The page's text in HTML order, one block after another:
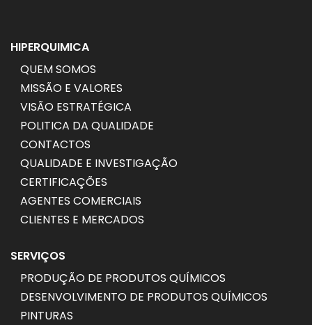
HIPERQUIMICA
QUEM SOMOS
MISSÃO E VALORES
VISÃO ESTRATÉGICA
POLITICA DA QUALIDADE
CONTACTOS
QUALIDADE E INVESTIGAÇÃO
CERTIFICAÇÕES
AGENTES COMERCIAIS
CLIENTES E MERCADOS
SERVIÇOS
PRODUÇÃO DE PRODUTOS QUÍMICOS
DESENVOLVIMENTO DE PRODUTOS QUÍMICOS
PINTURAS